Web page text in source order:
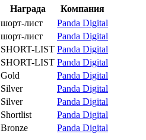
Награда
Компания
шорт-лист
Panda Digital
шорт-лист
Panda Digital
SHORT-LIST Panda Digital
SHORT-LIST Panda Digital
Gold
Panda Digital
Silver
Panda Digital
Silver
Panda Digital
Shortlist
Panda Digital
Bronze Panda Digital